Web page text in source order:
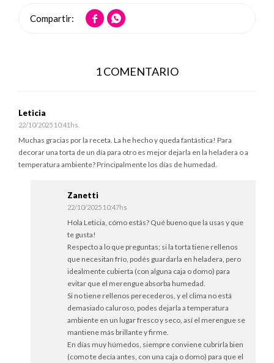
 
1 COMENTARIO
Leticia
22/10/2025 10:41hs.
Muchas gracias por la receta. La he hecho y queda fantástica! Para
decorar una torta de un día para otro es mejor dejarla en la heladera o a
temperatura ambiente? Principalmente los días de humedad.
Zanetti
22/10/2025 10:47hs
Hola Leticia, cómo estás? Qué bueno que la usas y que
te gusta!
Respecto a lo que preguntas; si la torta tiene rellenos
que necesitan frío, podés guardarla en heladera, pero
idealmente cubierta (con alguna caja o domo) para
evitar que el merengue absorba humedad.
Si no tiene rellenos perecederos, y el clima no está
demasiado caluroso, podes dejarla a temperatura
ambiente en un lugar fresco y seco, así el merengue se
mantiene más brillante y firme.
En días muy húmedos, siempre conviene cubrirla bien
(como te decía antes, con una caja o domo) para que el